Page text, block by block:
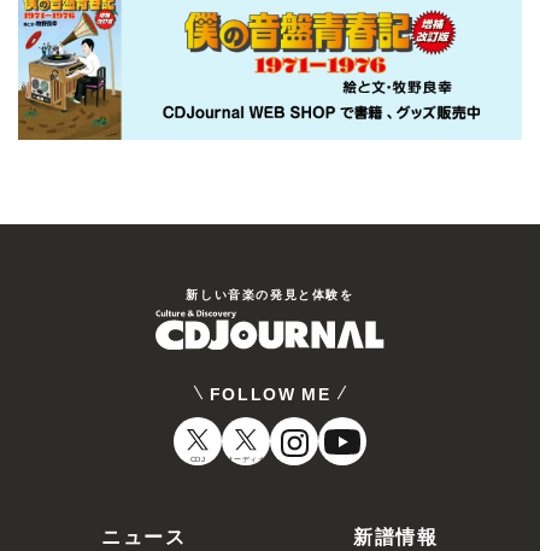
新しい⾳楽の発⾒と体験を
FOLLOW ME
CDJ オーディオ
ニュース 新譜情報